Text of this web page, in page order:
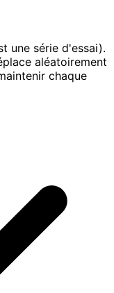
une série d'essai).
aléatoirement
chaque